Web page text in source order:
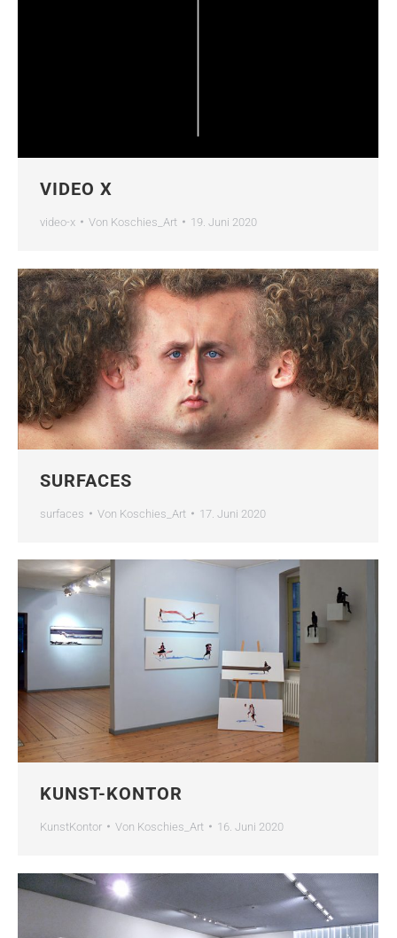
VIDEO X
video-x Von Koschies_Art 19. Juni 2020
SURFACES
surfaces Von Koschies_Art 17. Juni 2020
KUNST-KONTOR
KunstKontor Von Koschies_Art 16. Juni 2020